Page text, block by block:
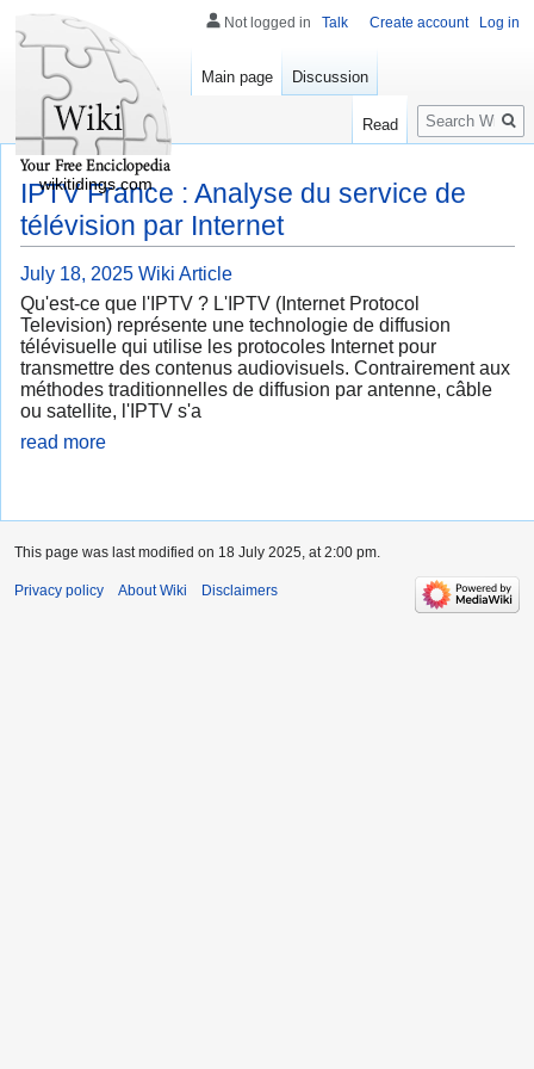
IPTV France : Analyse du service de
télévision par Internet
July 18, 2025 Wiki Article
Qu'est-ce que l'IPTV ? L'IPTV (Internet Protocol
Television) représente une technologie de diffusion
télévisuelle qui utilise les protocoles Internet pour
transmettre des contenus audiovisuels. Contrairement aux
méthodes traditionnelles de diffusion par antenne, câble
ou satellite, l'IPTV s'a
read more
Not logged in Talk Create account Log in
Main page Discussion
Read
Search
wikitidings.com
This page was last modified on 18 July 2025, at 2:00 pm.
Privacy policy About Wiki Disclaimers